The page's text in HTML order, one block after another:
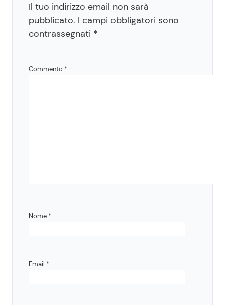
Il tuo indirizzo email non sarà
pubblicato. I campi obbligatori sono
contrassegnati *
Commento *
Nome *
Email *